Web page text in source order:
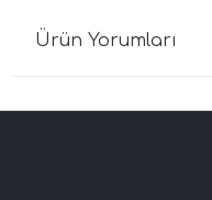
Ürün Yorumları